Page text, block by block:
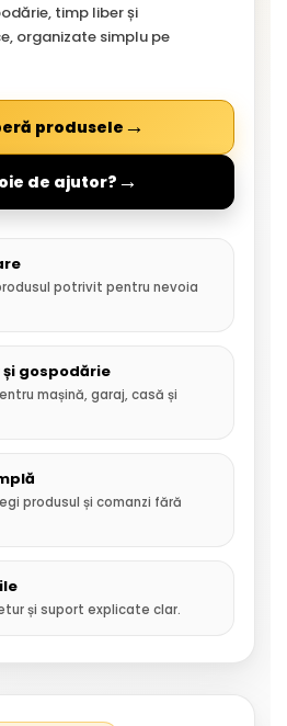
timp liber și
organizate simplu pe
produsele →
de ajutor? →
potrivit pentru nevoia
gospodărie
mașină, garaj, casă și
produsul și comanzi fără
și suport explicate clar.